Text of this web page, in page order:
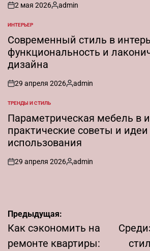
on
2 мая 2026
Запись
admin
ОПУБЛИКОВАНО
В
ИНТЕРЬЕР
Современный стиль в
функциональность и
дизайна
on
29 апреля 2026
Запись
admin
ОПУБЛИКОВАНО
В
ТРЕНДЫ И СТИЛЬ
Параметрическая мебель в
практические советы и идеи
использования
on
29 апреля 2026
Запись
admin
Навигация
по
записям
Предыдущая:
Как сэкономить на
ремонте квартиры: